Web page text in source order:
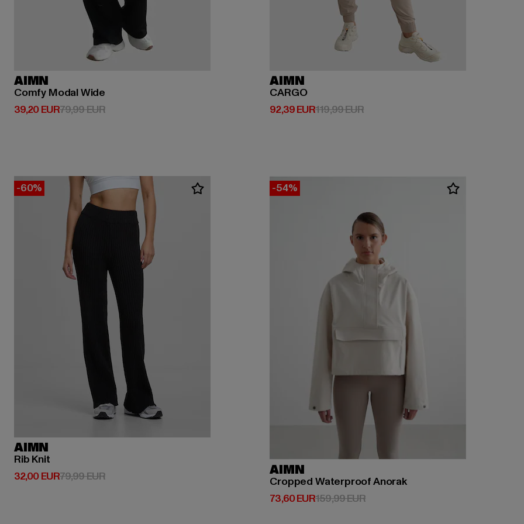
AIMN
Comfy Modal Wide
39,20 EUR
Derzeitiger Preis: 39,20 EUR
79,99 EURAktionspreis: 79,99 EUR
AIMN
CARGO
92,39 EUR
Derzeitiger Preis: 92,39 EUR
119,99 EURAktionspreis: 119,99 EUR
-60%
AIMN
Rib Knit
32,00 EUR
Derzeitiger Preis: 32,00 EUR
79,99 EURAktionspreis: 79,99 EUR
-54%
AIMN
Cropped Waterproof Anorak
73,60 EUR
Derzeitiger Preis: 73,60 EUR
159,99 EURAktionspreis: 159,99 EUR